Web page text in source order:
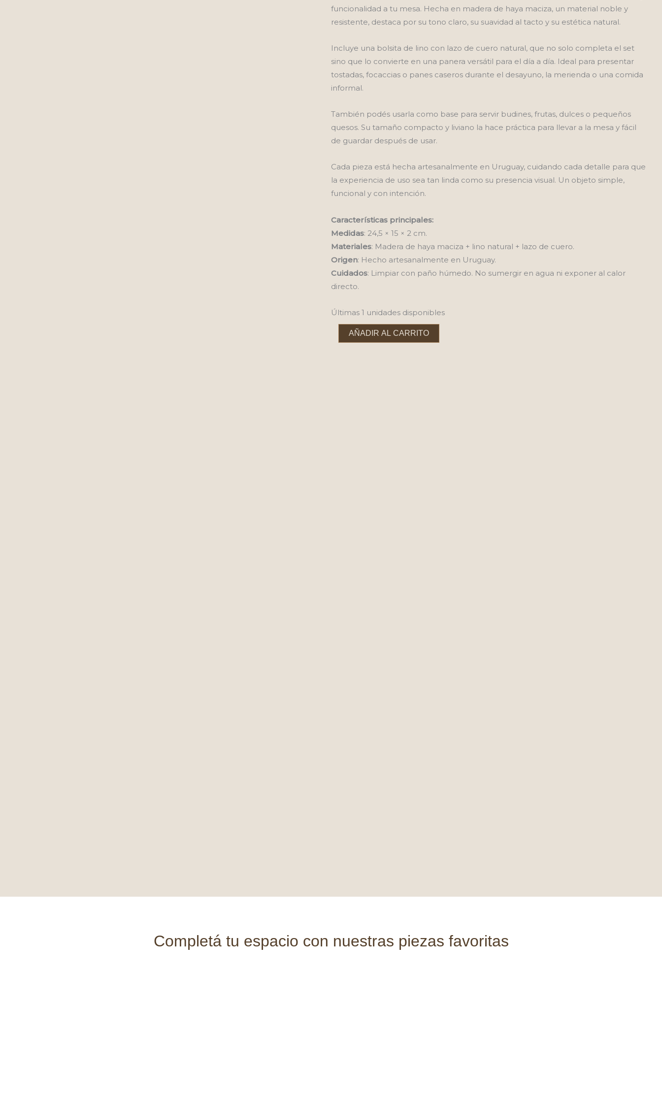
original
$ 1.550,00.
actual
$ 1.250,00.
funcionalidad a tu mesa. Hecha en madera de haya maciza, un material noble y
resistente, destaca por su tono claro, su suavidad al tacto y su estética natural.
Incluye una bolsita de lino con lazo de cuero natural, que no solo completa el set
sino que lo convierte en una panera versátil para el día a día. Ideal para presentar
tostadas, focaccias o panes caseros durante el desayuno, la merienda o una comida
informal.
También podés usarla como base para servir budines, frutas, dulces o pequeños
quesos. Su tamaño compacto y liviano la hace práctica para llevar a la mesa y fácil
de guardar después de usar.
Cada pieza está hecha artesanalmente en Uruguay, cuidando cada detalle para que
la experiencia de uso sea tan linda como su presencia visual. Un objeto simple,
funcional y con intención.
Características principales:
Medidas: 24,5 × 15 × 2 cm.
Materiales: Madera de haya maciza + lino natural + lazo de cuero.
Origen: Hecho artesanalmente en Uruguay.
Cuidados: Limpiar con paño húmedo. No sumergir en agua ni exponer al calor
directo.
Últimas 1 unidades disponibles
Tabla
panera
AÑADIR AL CARRITO
Completá tu espacio con nuestras piezas favoritas